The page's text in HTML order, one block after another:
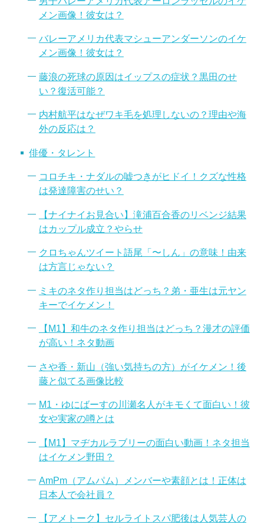
メン画像！彼女は？
バレーアメリカ代表マシューアンダーソンのイケ
メン画像！彼女は？
藤浪の死球の原因はイップスの症状？黒田のせ
い？復活可能？
内村航平はなぜワキ毛を処理しないの？理由や海
外の反応は？
俳優・タレント
コロチキ・ナダルの嘘つきがヒドイ！クズな性格
は発達障害のせい？
【ナイナイお見合い】滝浦百合香のリベンジ結果
はカップル成立？やらせ
クロちゃんツイート語尾「〜しん」の意味！由来
は方言じゃない？
ミキのネタ作り担当はどっち？弟・亜生は元ヤン
キーでイケメン！
【M1】和牛のネタ作り担当はどっち？漫才の評価
が高い！ネタ動画
さや香・新山（強い気持ちの方）がイケメン！後
藤と似てる画像比較
M1・ゆにばーすの川瀬名人がキモくて面白い！彼
女や実家の噂とは
【M1】マヂカルラブリーの面白い動画！ネタ担当
はイケメン野田？
AmPm（アムパム）メンバーや素顔とは！正体は
日本人で会社員？
【アメトーク】セルライトスパ肥後は人気芸人の